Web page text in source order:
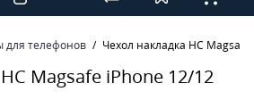
для телефонов Чехол накладка HC
Magsafe iPhone 12/12